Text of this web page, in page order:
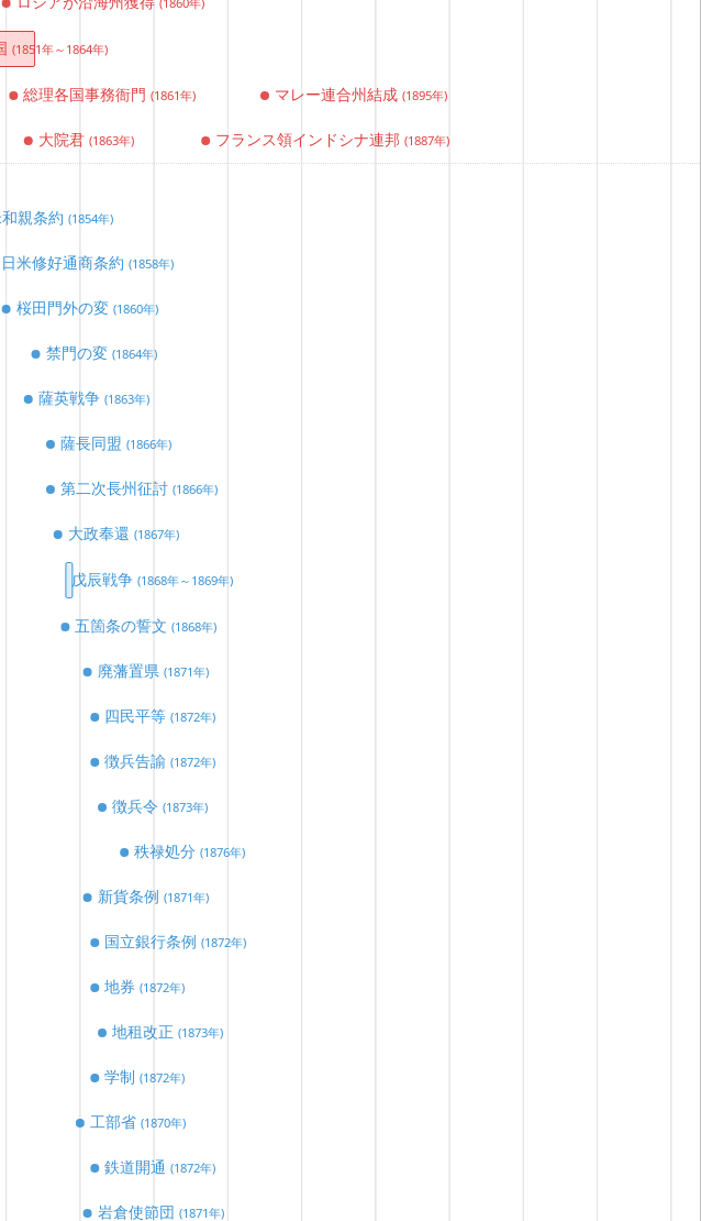
シェアする
マレー連合州結成 (1895年)
フランス領インドシナ連邦(1887年)
(1851年～1864年)
総理各国事務衙門(1861年)
大院君 (1863年)
和親条約(1854年)
日米修好通商条約(1858年)
桜田門外の変 (1860年)
禁門の変 (1864年)
薩英戦争 (1863年)
薩長同盟 (1866年)
第二次長州征討 (1866年)
大政奉還 (1867年)
戊辰戦争(1868年～1869年)
五箇条の誓文(1868年)
廃藩置県 (1871年)
四民平等(1872年)
徴兵告諭(1872年)
徴兵令(1873年)
秩禄処分(1876年)
新貨条例 (1871年)
国立銀行条例(1872年)
地券(1872年)
地租改正(1873年)
学制(1872年)
工部省 (1870年)
鉄道開通(1872年)
岩倉使節団 (1871年)